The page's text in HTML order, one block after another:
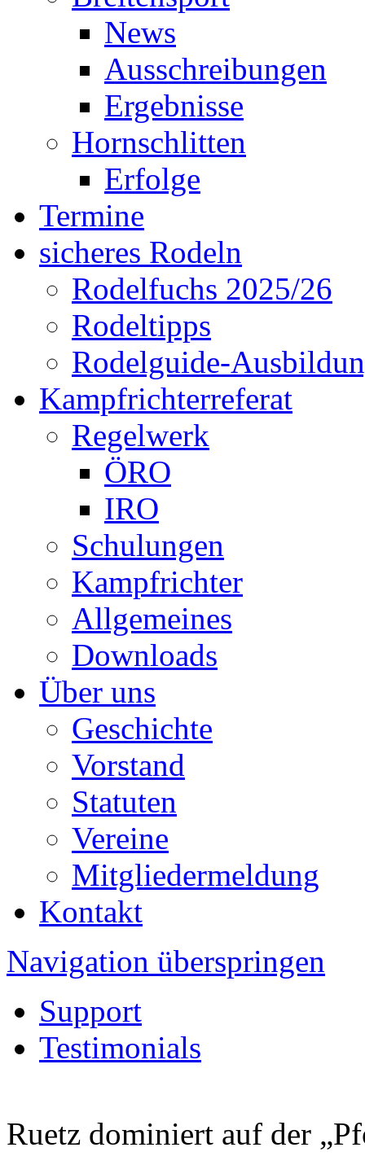
News
Ausschreibungen
Ergebnisse
Hornschlitten
Erfolge
Termine
sicheres Rodeln
Rodelfuchs 2025/26
Rodeltipps
Rodelguide-
Kampfrichterreferat
Regelwerk
ÖRO
IRO
Schulungen
Kampfrichter
Allgemeines
Downloads
Über uns
Geschichte
Vorstand
Statuten
Vereine
Mitgliedermeldung
Kontakt
Navigation überspringen
Support
Testimonials
Ruetz dominiert auf der